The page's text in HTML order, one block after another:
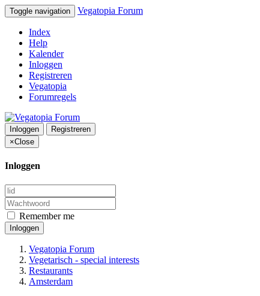
Toggle navigation Vegatopia Forum
Index
Help
Kalender
Inloggen
Registreren
Vegatopia
Forumregels
Inloggen
Registreren
×Close
Inloggen
Remember me
Inloggen
Vegatopia Forum
Vegetarisch - special interests
Restaurants
Amsterdam